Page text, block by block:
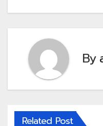
By
Related Post